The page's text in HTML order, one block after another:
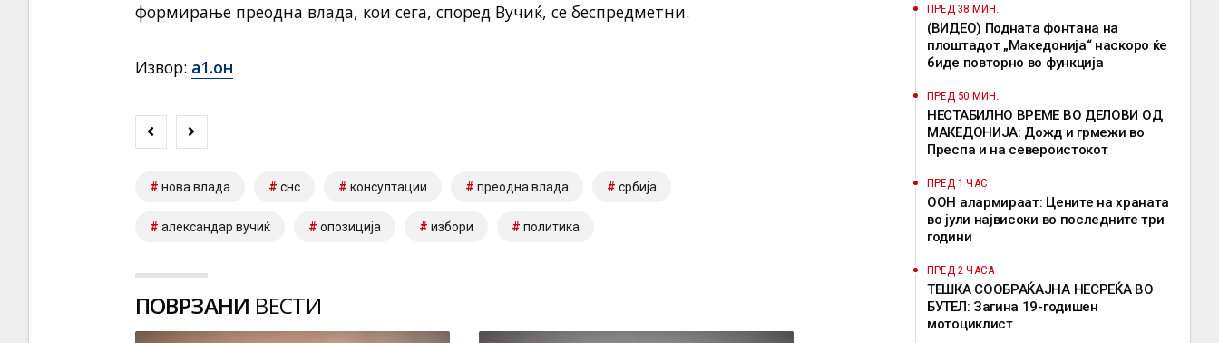
формирање преодна влада, кои сега, според Вучиќ, се беспредметни.
Извор: а1.он
нова влада снс консултации преодна влада србија
александар вучиќ опозиција избори политика
ПОВРЗАНИ ВЕСТИ
ПРЕД 38 МИН.
(ВИДЕО) Подната фонтана на
плоштадот „Македонија“ наскоро ќе
биде повторно во функција
ПРЕД 50 МИН.
НЕСТАБИЛНО ВРЕМЕ ВО ДЕЛОВИ ОД
МАКЕДОНИЈА: Дожд и грмежи во
Преспа и на североистокот
ПРЕД 1 ЧАС
ООН алармираат: Цените на храната
во јули највисоки во последните три
години
ПРЕД 2 ЧАСА
ТЕШКА СООБРАЌАЈНА НЕСРЕЌА ВО
БУТЕЛ: Загина 19-годишен
мотоциклист